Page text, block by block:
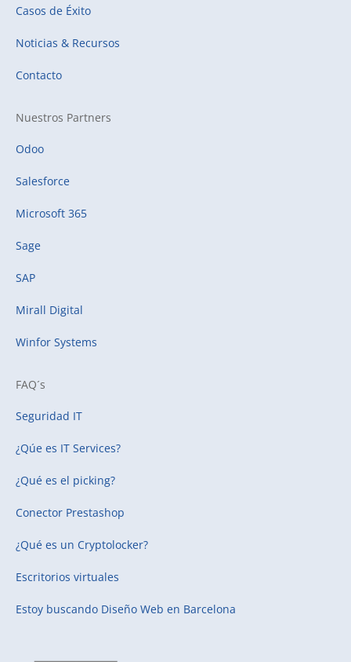
Casos de Éxito
Noticias & Recursos
Contacto
Nuestros Partners
Odoo
Salesforce
Microsoft 365
Sage
SAP
Mirall Digital
Winfor Systems
FAQ´s
Seguridad IT
¿Qúe es IT Services?
¿Qué es el picking?
Conector Prestashop
¿Qué es un Cryptolocker?
Escritorios virtuales
Estoy buscando Diseño Web en Barcelona